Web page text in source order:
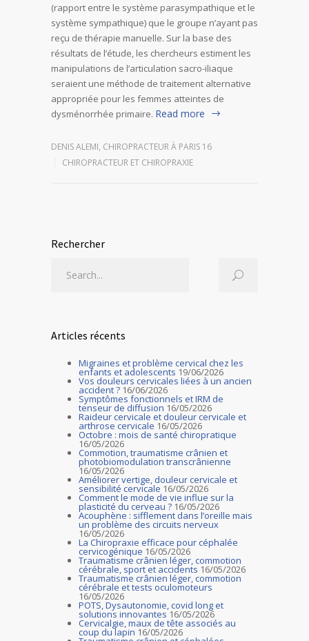
(rapport entre le système parasympathique et le
système sympathique) que le groupe n’ayant pas
reçu de thérapie manuelle. Sur la base des
résultats de l’étude, les chercheurs estiment les
manipulations de l’articulation sacro-iliaque
seraient une méthode de traitement alternative
appropriée pour les femmes atteintes de
dysménorrhée primaire. Read more
DENIS ALEMI, CHIROPRACTEUR À PARIS 16
CHIROPRACTEUR ET CHIROPRAXIE
Rechercher
Articles récents
Migraines et problème cervical chez les
enfants et adolescents 19/06/2026
Vos douleurs cervicales liées à un ancien
accident ? 16/06/2026
Symptômes fonctionnels et IRM de
tenseur de diffusion 16/05/2026
Raideur cervicale et douleur cervicale et
arthrose cervicale 16/05/2026
Octobre : mois de santé chiropratique
16/05/2026
Commotion, traumatisme crânien et
photobiomodulation transcrânienne
16/05/2026
Améliorer vertige, douleur cervicale et
sensibilité cervicale 16/05/2026
Comment le mode de vie influe sur la
plasticité du cerveau ? 16/05/2026
Acouphène : sifflement dans l’oreille mais
un problème des circuits nerveux
16/05/2026
La Chiropraxie efficace pour céphalée
cervicogénique 16/05/2026
Traumatisme crânien léger, commotion
cérébrale, sport et accidents 16/05/2026
Traumatisme crânien léger, commotion
cérébrale et tests oculomoteurs
16/05/2026
POTS, Dysautonomie, covid long et
solutions innovantes 16/05/2026
Cervicalgie, maux de tête associés au
coup du lapin 16/05/2026